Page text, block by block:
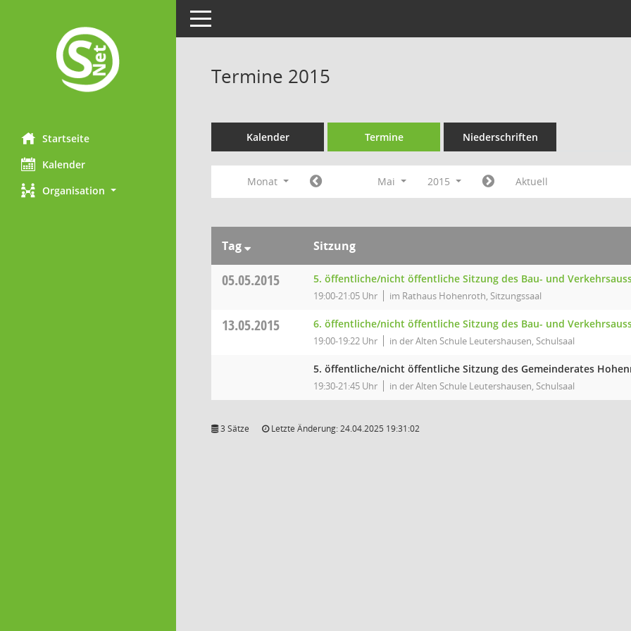
Startseite
Kalender
Organisation
Toggle navigation
Termine 2015
Kalender Termine Niederschriften
Monat Mai 2015 Aktuell
Tag Sitzung
05.05.2015 5. öffentliche/nicht öffentliche Sitzung des Bau- und
19:00-21:05 Uhr im Rathaus Hohenroth, Sitzungssaal
13.05.2015 6. öffentliche/nicht öffentliche Sitzung des Bau- und
19:00-19:22 Uhr in der Alten Schule Leutershausen, Schulsaal
5. öffentliche/nicht öffentliche Sitzung des Gemeinderates
19:30-21:45 Uhr in der Alten Schule Leutershausen, Schulsaal
3 Sätze Letzte Änderung: 24.04.2025 19:31:02